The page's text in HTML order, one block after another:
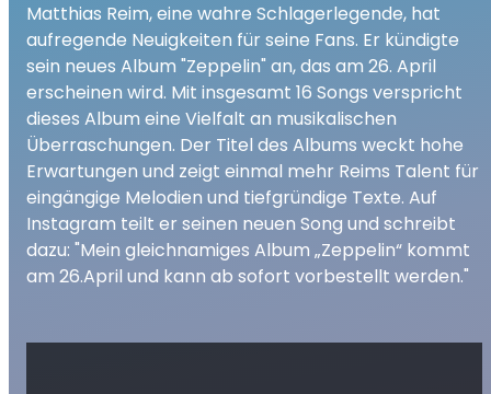
Matthias Reim, eine wahre Schlagerlegende, hat
aufregende Neuigkeiten für seine Fans. Er kündigte
sein neues Album "Zeppelin" an, das am 26. April
erscheinen wird. Mit insgesamt 16 Songs verspricht
dieses Album eine Vielfalt an musikalischen
Überraschungen. Der Titel des Albums weckt hohe
Erwartungen und zeigt einmal mehr Reims Talent für
eingängige Melodien und tiefgründige Texte. Auf
Instagram teilt er seinen neuen Song und schreibt
dazu: "Mein gleichnamiges Album „Zeppelin“ kommt
am 26.April und kann ab sofort vorbestellt werden."